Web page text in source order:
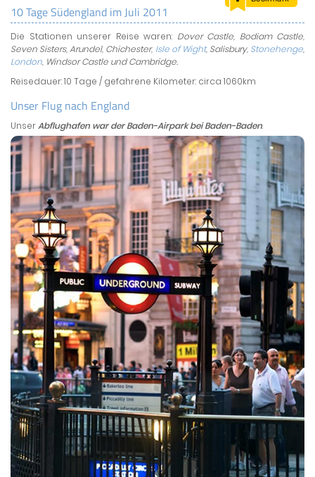
LAND & LEUTE
LERNCENTER
ENGLISCH
ENGLAND ZUHAUSE
10 Tage Südengland im Juli 2011
Die Stationen unserer Reise waren: Dover Castle, Bodiam Castle,
Seven Sisters, Arundel, Chichester, Isle of Wight, Salisbury, Stonehenge,
London, Windsor Castle und Cambridge.
Reisedauer: 10 Tage / gefahrene Kilometer: circa 1060km
Unser Flug nach England
UnserAbflughafen war der Baden-Airpark bei Baden-Baden.